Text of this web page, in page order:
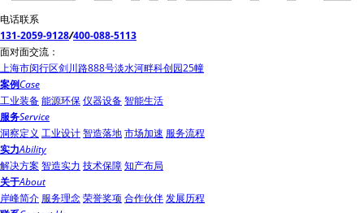
电话联系
131-2059-9128/400-088-5113
面对面交流：
上海市闵行区剑川路888号淡水河畔科创园25幢
案例Case
工业装备能源环保仪器设备智能生活
服务Service
洞察定义 工业设计智造落地市场加速 服务流程
实力Ability
解决方案 智造实力 技术保障知产布局
关于About
岸峰简介 服务理念荣誉奖项合作伙伴发展历程